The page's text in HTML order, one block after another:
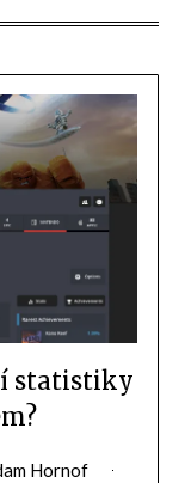
statistiky
Hornof